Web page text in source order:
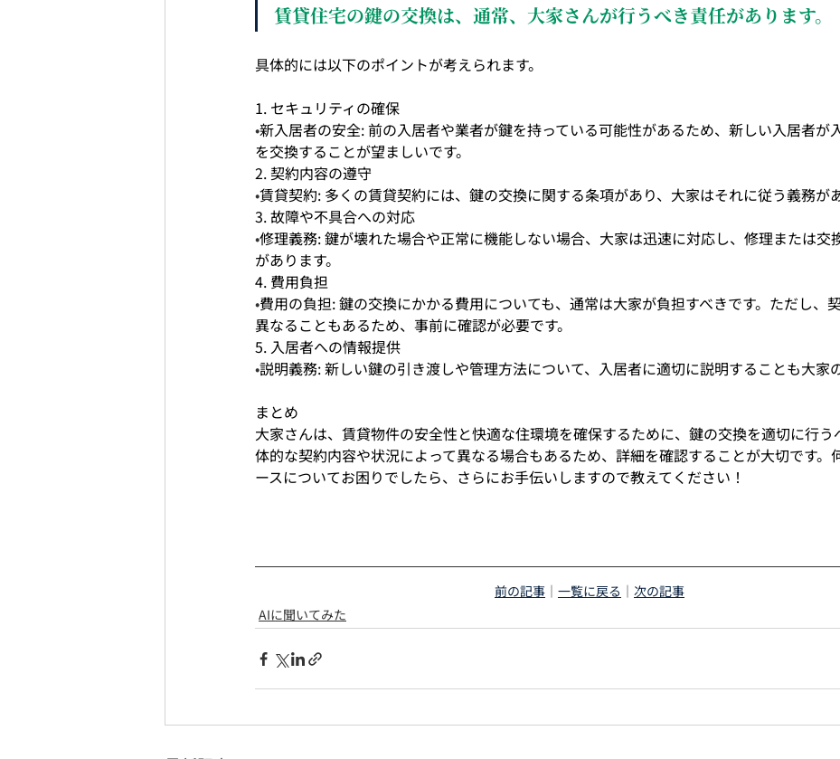
埼玉エイブル川口キュポ・ラ店 埼玉エイブル秋津店 埼玉エイブル南浦和西口店 埼玉エイブル
埼玉エイブル新都心スーパーアリーナ店 埼玉エイブル南浦和東口店 埼玉エイブル東大宮店 埼
チームSAP
賃貸住宅の鍵の交換は、通常、大家さんが行うべき責任があります。
具体的には以下のポイントが考えられます。
1. セキュリティの確保
•新入居者の安全: 前の入居者や業者が鍵を持っている可能性があるため、新しい入居者が
を交換することが望ましいです。
2. 契約内容の遵守
•賃貸契約: 多くの賃貸契約には、鍵の交換に関する条項があり、大家はそれに従う義務があ
3. 故障や不具合への対応
•修理義務: 鍵が壊れた場合や正常に機能しない場合、大家は迅速に対応し、修理または交
があります。
4. 費用負担
•費用の負担: 鍵の交換にかかる費用についても、通常は大家が負担すべきです。ただし、
異なることもあるため、事前に確認が必要です。
5. 入居者への情報提供
•説明義務: 新しい鍵の引き渡しや管理方法について、入居者に適切に説明することも大家
まとめ
大家さんは、賃貸物件の安全性と快適な住環境を確保するために、鍵の交換を適切に行う
体的な契約内容や状況によって異なる場合もあるため、詳細を確認することが大切です。
ースについてお困りでしたら、さらにお手伝いしますので教えてください！
前の記事 ｜ 一覧に戻る ｜ 次の記事
AIに聞いてみた